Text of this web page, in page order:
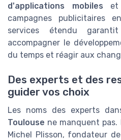
d'applications mobiles et
campagnes publicitaires
services étendu
accompagner le
du temps et réagir aux
Des experts et des
guider vos choix
Les noms des experts
Toulouse ne manquent pas.
Michel Plisson, fondateur